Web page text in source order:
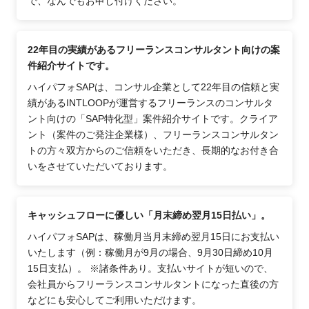
22年目の実績があるフリーランスコンサルタント向けの案
件紹介サイトです。
ハイパフォSAPは、コンサル企業として22年目の信頼と実
績があるINTLOOPが運営するフリーランスのコンサルタ
ント向けの「SAP特化型」案件紹介サイトです。クライア
ント（案件のご発注企業様）、フリーランスコンサルタン
トの方々双方からのご信頼をいただき、長期的なお付き合
いをさせていただいております。
キャッシュフローに優しい「月末締め翌月15日払い」。
ハイパフォSAPは、稼働月当月末締め翌月15日にお支払い
いたします（例：稼働月が9月の場合、9月30日締め10月
15日支払）。 ※諸条件あり。支払いサイトが短いので、
会社員からフリーランスコンサルタントになった直後の方
などにも安心してご利用いただけます。